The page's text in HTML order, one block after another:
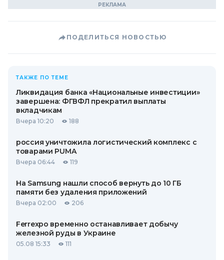
ПОДЕЛИТЬСЯ НОВОСТЬЮ
ТАКЖЕ ПО ТЕМЕ
Ликвидация банка «Национальные инвестиции»
завершена: ФГВФЛ прекратил выплаты
вкладчикам
Вчера 10:20 188
россия уничтожила логистический комплекс с
товарами PUMA
Вчера 06:44 119
На Samsung нашли способ вернуть до 10 ГБ
памяти без удаления приложений
Вчера 02:00 206
Ferrexpo временно останавливает добычу
железной руды в Украине
05.08 15:33 111